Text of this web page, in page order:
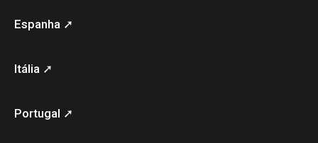
Espanha ➚
Itália ➚
Portugal ➚